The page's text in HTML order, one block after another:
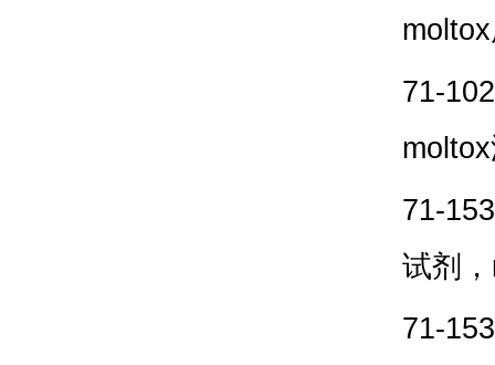
moltox
71-
moltox
71-
试剂，
71-